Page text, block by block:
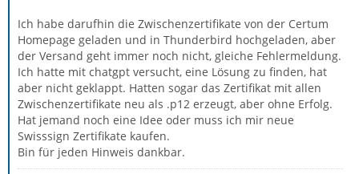
Ich habe darufhin die Zwischenzertifikate von der Certum
Homepage geladen und in Thunderbird hochgeladen, aber
der Versand geht immer noch nicht, gleiche Fehlermeldung.
Ich hatte mit chatgpt versucht, eine Lösung zu finden, hat
aber nicht geklappt. Hatten sogar das Zertifikat mit allen
Zwischenzertifikate neu als .p12 erzeugt, aber ohne Erfolg.
Hat jemand noch eine Idee oder muss ich mir neue
Swisssign Zertifikate kaufen.
Bin für jeden Hinweis dankbar.